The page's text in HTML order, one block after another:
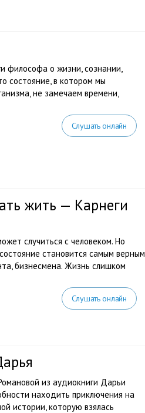
философа о жизни, сознании,
состояние, в котором мы
не замечаем времени,
Слушать онлайн
жить — Карнеги
случиться с человеком. Но
становится самым верным
бизнесмена. Жизнь слишком
Слушать онлайн
из аудиокниги Дарьи
находить приключения на
истории, которую взялась